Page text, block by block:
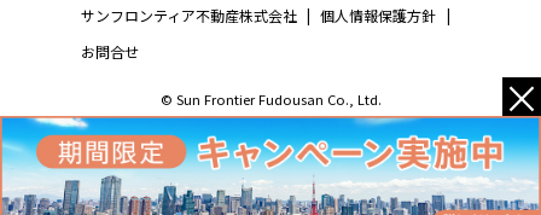
サンフロンティア不動産株式会社 | 個人情報保護方針 |
お問合せ
© Sun Frontier Fudousan Co., Ltd. ×